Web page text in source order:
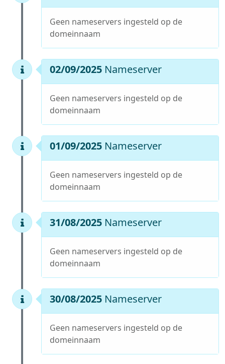
Geen nameservers ingesteld op de
domeinnaam
02/09/2025 Nameserver
Geen nameservers ingesteld op de
domeinnaam
01/09/2025 Nameserver
Geen nameservers ingesteld op de
domeinnaam
31/08/2025 Nameserver
Geen nameservers ingesteld op de
domeinnaam
30/08/2025 Nameserver
Geen nameservers ingesteld op de
domeinnaam